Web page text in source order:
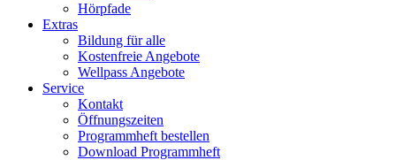
Hörpfade
Extras
Bildung für alle
Kostenfreie Angebote
Wellpass Angebote
Service
Kontakt
Öffnungszeiten
Programmheft bestellen
Download Programmheft